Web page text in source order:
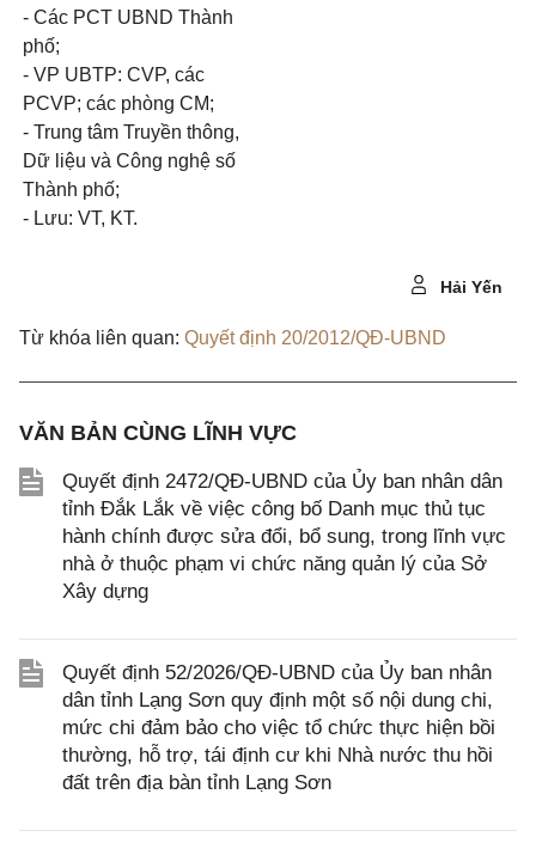
- Các PCT UBND Thành
phố;
- VP UBTP: CVP, các
PCVP; các phòng CM;
- Trung tâm Truyền thông,
Dữ liệu và Công nghệ số
Thành phố;
- Lưu: VT, KT.
Hải Yến
Từ khóa liên quan: Quyết định 20/2012/QĐ-UBND
VĂN BẢN CÙNG LĨNH VỰC
Quyết định 2472/QĐ-UBND của Ủy ban nhân dân
tỉnh Đắk Lắk về việc công bố Danh mục thủ tục
hành chính được sửa đổi, bổ sung, trong lĩnh vực
nhà ở thuộc phạm vi chức năng quản lý của Sở
Xây dựng
Quyết định 52/2026/QĐ-UBND của Ủy ban nhân
dân tỉnh Lạng Sơn quy định một số nội dung chi,
mức chi đảm bảo cho việc tổ chức thực hiện bồi
thường, hỗ trợ, tái định cư khi Nhà nước thu hồi
đất trên địa bàn tỉnh Lạng Sơn